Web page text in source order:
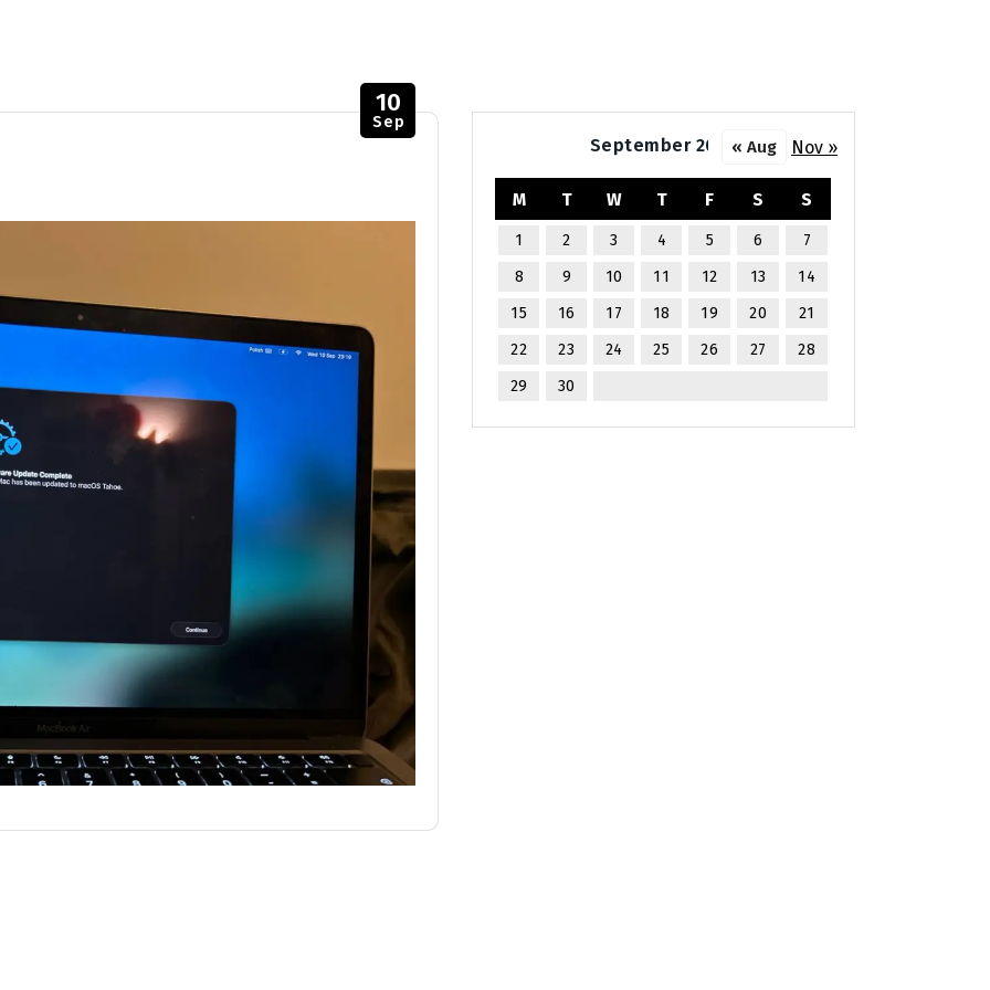
10
Sep
September 2025
M T W T F S S
1 2 3 4 5 6
7
8
9 10 11 12 13
14
15
16 17 18 19 20
21
22
23 24 25 26 27
28
29
30
« Aug Nov »